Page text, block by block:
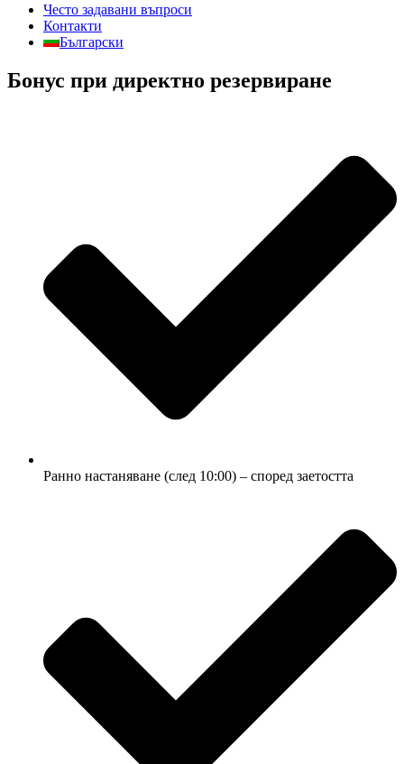
Често задавани въпроси
Контакти
Български
Бонус при директно резервиране
Ранно настаняване (след 10:00) – според заетостта